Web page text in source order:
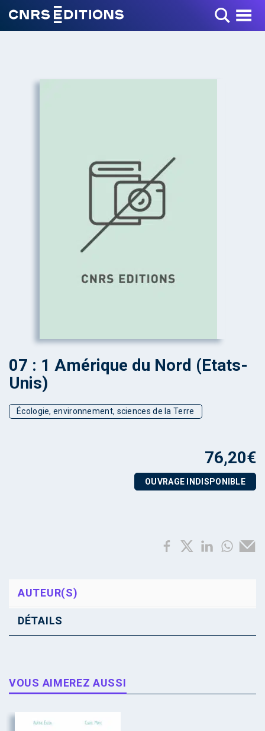
Toggle Menu
07 : 1 Amérique du Nord (Etats-
Unis)
Écologie, environnement, sciences de la Terre
76,20€
OUVRAGE INDISPONIBLE
AUTEUR(S)
DÉTAILS
VOUS AIMEREZ AUSSI